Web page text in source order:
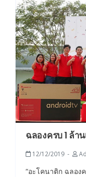
ฉลองครบ 1 ล้า
12/12/2019
“อะโคนาติก ฉลอง